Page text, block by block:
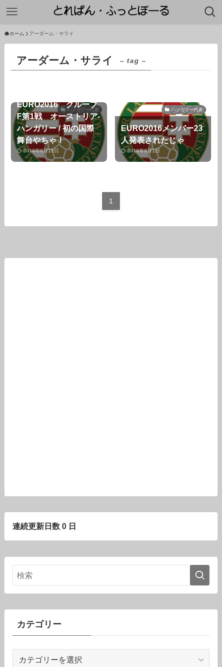
ホーム アーダーム・サライ
アーダーム・サライ – tag –
ハンガリー代表
EURO2016 グループ
F第1戦 オーストリア-
ハンガリー / 初の国際
舞台やちゃ！
2016年6月15日
ハンガリー代表
EURO2016メンバー23
人発表されたじゃ
2016年6月1日
1
連続更新日数 0 日
カテゴリー